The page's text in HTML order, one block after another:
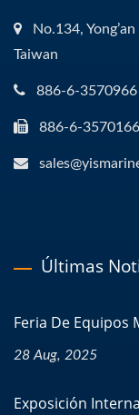
No.134,
Taiwan
886-6-3570966
886-6-3570166
Últimas
Feria De Equipos
28 Aug, 2025
Exposición